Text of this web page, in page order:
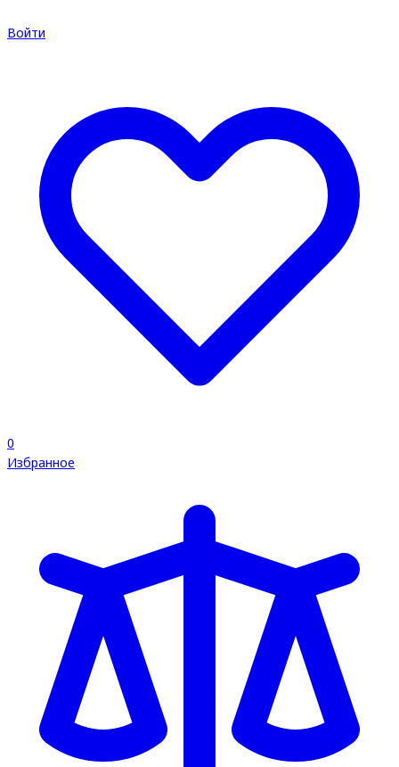
Войти
0
Избранное